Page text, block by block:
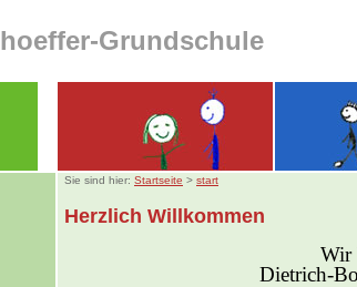
Grundschule
Sie sind hier: Startseite > start
Herzlich Willkommen
Wir
Dietrich-